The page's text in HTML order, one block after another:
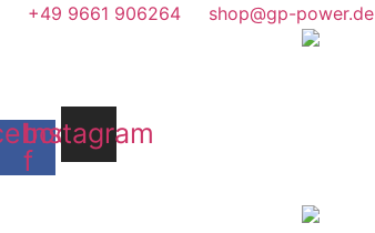
Zum+49 9661 906264 shop@gp-power.de
f
Instagram